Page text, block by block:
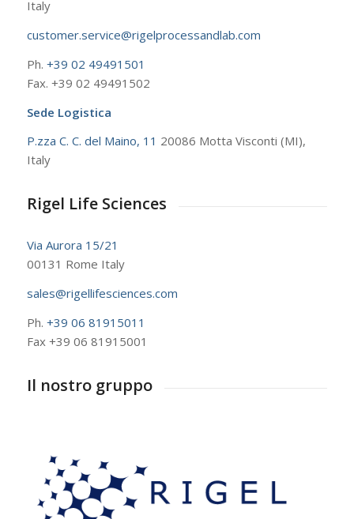
Italy
customer.service@rigelprocessandlab.com
Ph. +39 02 49491501
Fax. +39 02 49491502
Sede Logistica
P.zza C. C. del Maino, 11 20086 Motta Visconti (MI),
Italy
Rigel Life Sciences
Via Aurora 15/21
00131 Rome Italy
sales@rigellifesciences.com
Ph. +39 06 81915011
Fax +39 06 81915001
Il nostro gruppo